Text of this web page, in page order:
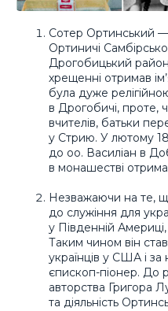
Сотер Ортинський —
Ортиничі
Дрогобицький
хрещенні отримав
була дуже
в Дрогобичі, проте,
вчителів, батьки
у Стрию. У лютому
до оо. Василіан в
в монашестві
Незважаючи на те,
до служіння для
у Південній
Таким чином він
українців у США і за
єпископ-піонер. До
авторства Григора
та діяльність